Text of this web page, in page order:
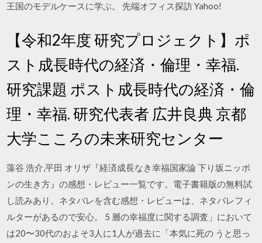
王国のモデルケースに学ぶ。 先端オフィス探訪 Yahoo!
【令和2年度 研究プロジェクト】ポ
スト成長時代の経済・倫理・幸福.
研究課題 ポスト成長時代の経済・倫
理・幸福. 研究代表者 広井良典 京都
大学こころの未来研究センター
藻谷 浩介,平田 オリザ『経済成長なき幸福国家論 下り坂ニッポ
ンの生き方』の感想・レビュー一覧です。電子書籍版の無料試
し読みあり。ネタバレを含む感想・レビューは、ネタバレフィ
ルターがあるので安心。 5 層の幸福度に関する調査」において
は20〜30代のおよそ3人に1人が過去に「本気に死の うと思っ